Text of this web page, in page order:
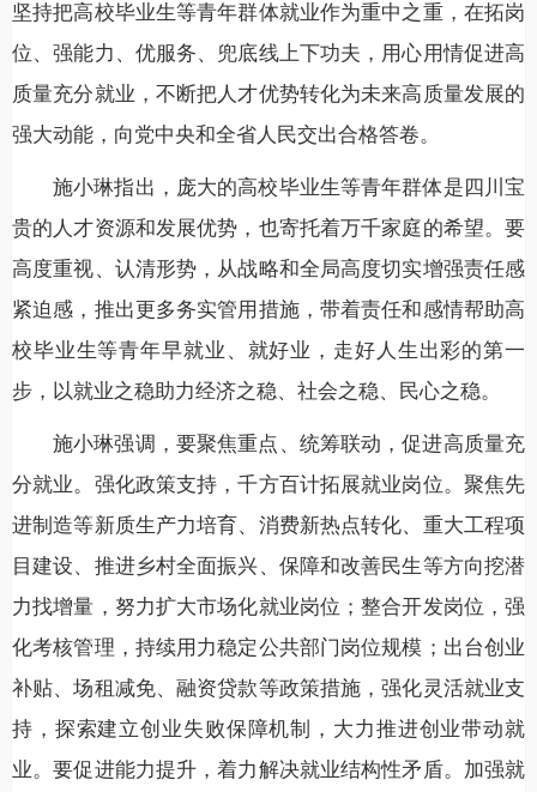
坚持把高校毕业生等青年群体就业作为重中之重，在拓岗
位、强能力、优服务、兜底线上下功夫，用心用情促进高
质量充分就业，不断把人才优势转化为未来高质量发展的
强大动能，向党中央和全省人民交出合格答卷。
施小琳指出，庞大的高校毕业生等青年群体是四川宝
贵的人才资源和发展优势，也寄托着万千家庭的希望。要
高度重视、认清形势，从战略和全局高度切实增强责任感
紧迫感，推出更多务实管用措施，带着责任和感情帮助高
校毕业生等青年早就业、就好业，走好人生出彩的第一
步，以就业之稳助力经济之稳、社会之稳、民心之稳。
施小琳强调，要聚焦重点、统筹联动，促进高质量充
分就业。强化政策支持，千方百计拓展就业岗位。聚焦先
进制造等新质生产力培育、消费新热点转化、重大工程项
目建设、推进乡村全面振兴、保障和改善民生等方向挖潜
力找增量，努力扩大市场化就业岗位；整合开发岗位，强
化考核管理，持续用力稳定公共部门岗位规模；出台创业
补贴、场租减免、融资贷款等政策措施，强化灵活就业支
持，探索建立创业失败保障机制，大力推进创业带动就
业。要促进能力提升，着力解决就业结构性矛盾。加强就